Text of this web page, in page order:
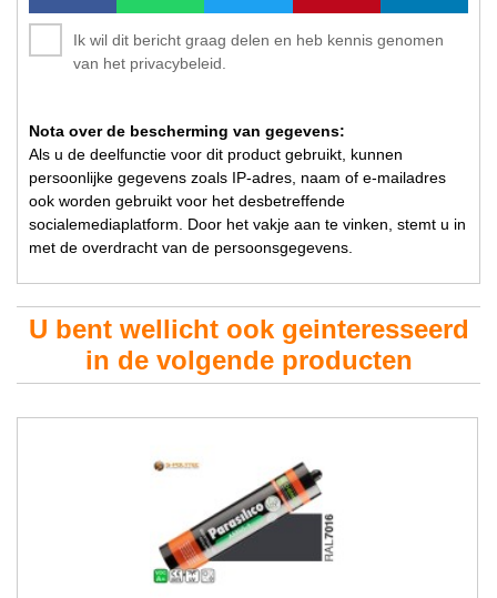
Ik wil dit bericht graag delen en heb kennis genomen
van het privacybeleid.
Nota over de bescherming van gegevens:
Als u de deelfunctie voor dit product gebruikt, kunnen
persoonlijke gegevens zoals IP-adres, naam of e-mailadres
ook worden gebruikt voor het desbetreffende
socialemediaplatform. Door het vakje aan te vinken, stemt u in
met de overdracht van de persoonsgegevens.
U bent wellicht ook geinteresseerd
in de volgende producten